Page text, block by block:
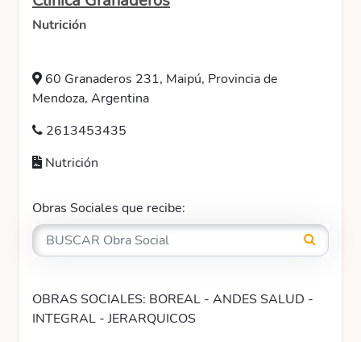
Nutrición
60 Granaderos 231, Maipú, Provincia de
Mendoza, Argentina
2613453435
Nutrición
Obras Sociales que recibe:
OBRAS SOCIALES: BOREAL - ANDES SALUD -
INTEGRAL - JERARQUICOS